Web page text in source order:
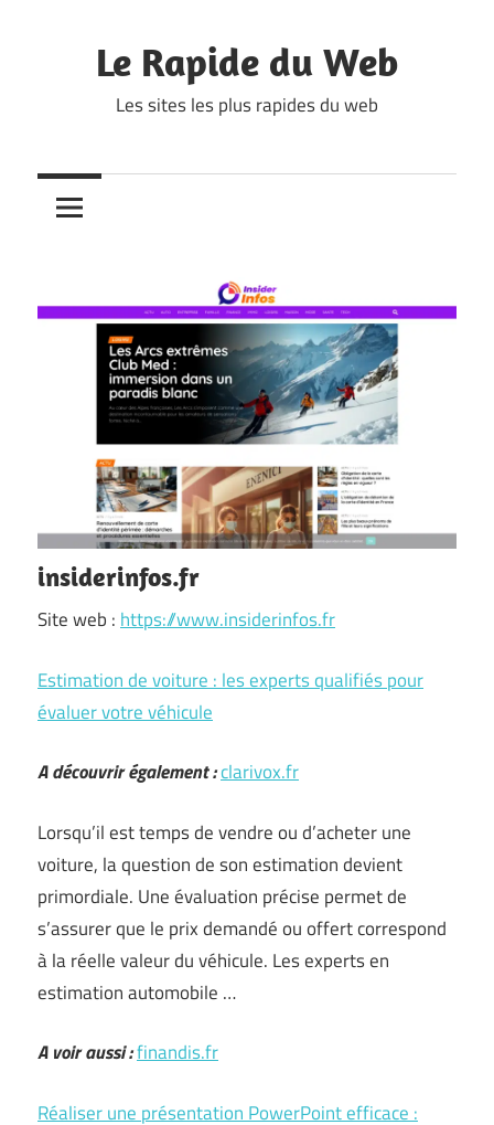
Le Rapide du Web
Les sites les plus rapides du web
insiderinfos.fr
Site web : https://www.insiderinfos.fr
Estimation de voiture : les experts qualifiés pour
évaluer votre véhicule
A découvrir également :clarivox.fr
Lorsqu’il est temps de vendre ou d’acheter une
voiture, la question de son estimation devient
primordiale. Une évaluation précise permet de
s’assurer que le prix demandé ou offert correspond
à la réelle valeur du véhicule. Les experts en
estimation automobile …
A voir aussi :finandis.fr
Réaliser une présentation PowerPoint efficace :